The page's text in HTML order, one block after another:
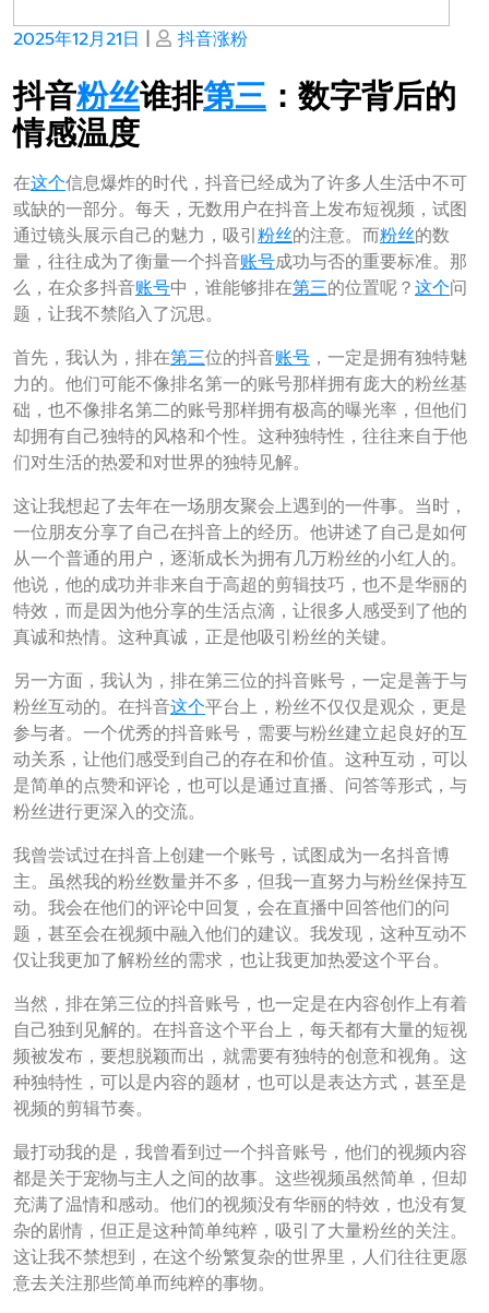
Posted
2025年12月21日 | Posted
抖音涨粉
抖音粉丝谁排第三 ：数字背后的
情感温度
在这个信息爆炸的时代，抖音已经成为了许多人生活中不可
或缺的一部分。每天，无数用户在抖音上发布短视频，试图
通过镜头展示自己的魅力，吸引粉丝的注意。而粉丝的数
量，往往成为了衡量一个抖音账号成功与否的重要标准。那
么，在众多抖音账号中，谁能够排在第三的位置呢？这个问
题，让我不禁陷入了沉思。
首先，我认为，排在第三位的抖音账号 ，一定是拥有独特魅
力的。他们可能不像排名第一的账号那样拥有庞大的粉丝基
础，也不像排名第二的账号那样拥有极高的曝光率，但他们
却拥有自己独特的风格和个性。这种独特性，往往来自于他
们对生活的热爱和对世界的独特见解。
这让我想起了去年在一场朋友聚会上遇到的一件事。当时，
一位朋友分享了自己在抖音上的经历。他讲述了自己是如何
从一个普通的用户，逐渐成长为拥有几万粉丝的小红人的。
他说，他的成功并非来自于高超的剪辑技巧，也不是华丽的
特效，而是因为他分享的生活点滴，让很多人感受到了他的
真诚和热情。这种真诚，正是他吸引粉丝的关键。
另一方面，我认为，排在第三位的抖音账号，一定是善于与
粉丝互动的。在抖音这个平台上，粉丝不仅仅是观众，更是
参与者。一个优秀的抖音账号，需要与粉丝建立起良好的互
动关系，让他们感受到自己的存在和价值。这种互动，可以
是简单的点赞和评论，也可以是通过直播、问答等形式，与
粉丝进行更深入的交流。
我曾尝试过在抖音上创建一个账号，试图成为一名抖音博
主。虽然我的粉丝数量并不多，但我一直努力与粉丝保持互
动。我会在他们的评论中回复，会在直播中回答他们的问
题，甚至会在视频中融入他们的建议。我发现，这种互动不
仅让我更加了解粉丝的需求，也让我更加热爱这个平台。
当然，排在第三位的抖音账号，也一定是在内容创作上有着
自己独到见解的。在抖音这个平台上，每天都有大量的短视
频被发布，要想脱颖而出，就需要有独特的创意和视角。这
种独特性，可以是内容的题材，也可以是表达方式，甚至是
视频的剪辑节奏。
最打动我的是，我曾看到过一个抖音账号，他们的视频内容
都是关于宠物与主人之间的故事。这些视频虽然简单，但却
充满了温情和感动。他们的视频没有华丽的特效，也没有复
杂的剧情，但正是这种简单纯粹，吸引了大量粉丝的关注。
这让我不禁想到，在这个纷繁复杂的世界里，人们往往更愿
意去关注那些简单而纯粹的事物。